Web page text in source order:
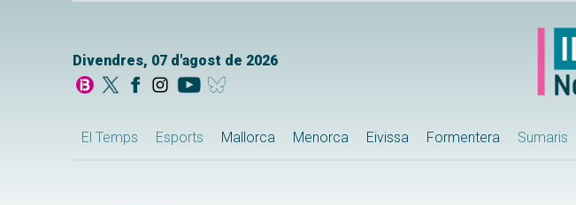
Divendres, 07 d'agost de 2026
El Temps Esports Mallorca Menorca Eivissa Formentera Sumaris